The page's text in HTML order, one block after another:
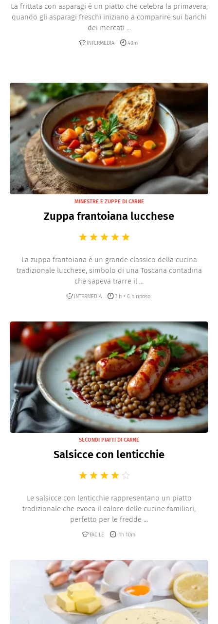
La frittata con asparagi è un piatto che celebra la primavera,
quando gli asparagi freschi iniziano a comparire sui banchi
dei mercati ...
INTERMEDIA 40m
MINESTRE E ZUPPE DI CARNE
Zuppa frantoiana lucchese
La zuppa frantoiana è un grande classico della cucina
tradizionale lucchese, simbolo di una Toscana contadina
che sapeva trarre il ...
INTERMEDIA 3 h + 6 h riposo
SECONDI PIATTI DI CARNE
Salsicce con lenticchie
Le salsicce con lenticchie rappresentano un piatto
tradizionale che evoca il calore delle cucine familiari,
perfetto per le fredde ...
FACILE 1h 10m